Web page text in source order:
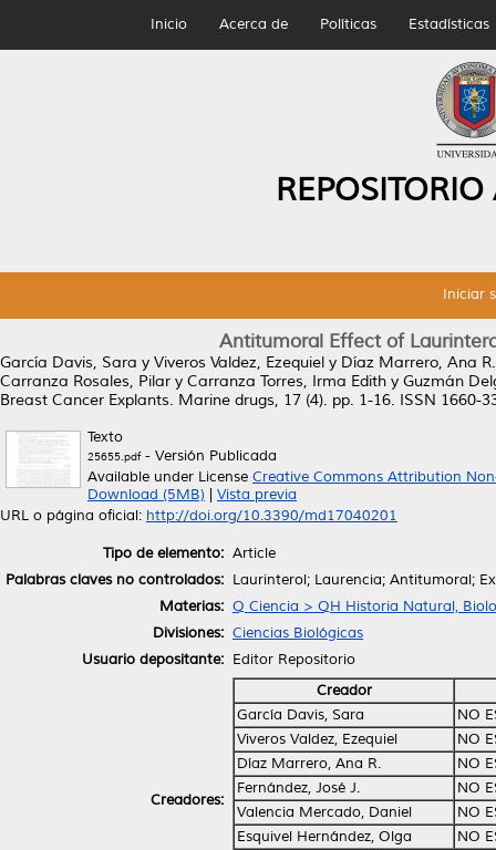
Inicio Acerca de Políticas Estadísticas
Iniciar
Antitumoral Effect of
García Davis, Sara y Viveros Valdez, Ezequiel y Díaz Marrero, Ana R.
Carranza Rosales, Pilar y Carranza Torres, Irma Edith y Guzmán
Breast Cancer Explants. Marine drugs, 17 (4). pp. 1-16. ISSN 1660-
Texto
25655.pdf- Versión Publicada
Available under License Creative Commons Attribution
Download (5MB)
Vista previa
URL o página oficial: http://doi.org/10.3390/md17040201
Tipo de elemento: Article
Palabras claves no controlados: Laurinterol; Laurencia; Antitumoral;
Materias: Q Ciencia > QH Historia Natural,
Divisiones: Ciencias Biológicas
Usuario depositante: Editor Repositorio
Creadores:
Creador
García Davis, Sara
NO
Viveros Valdez, Ezequiel
NO
Díaz Marrero, Ana R.
NO
Fernández, José J.
NO
Valencia Mercado, Daniel
NO
Esquivel Hernández, Olga
NO